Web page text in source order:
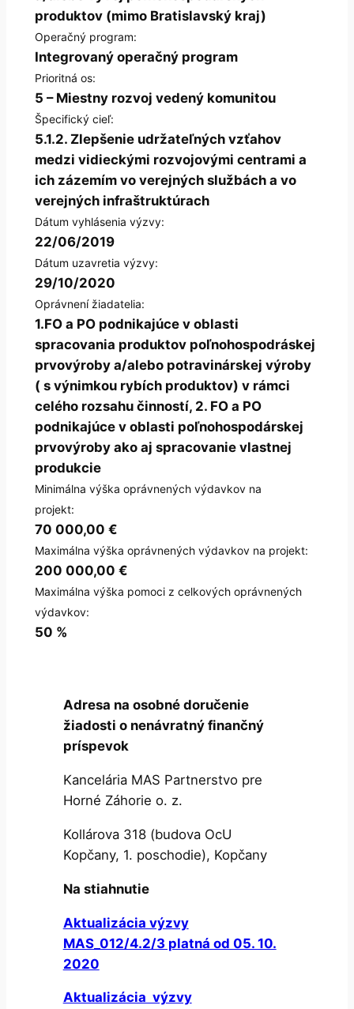
produktov (mimo Bratislavský kraj)
Operačný program:
Integrovaný operačný program
Prioritná os:
5 – Miestny rozvoj vedený komunitou
Špecifický cieľ:
5.1.2. Zlepšenie udržateľných vzťahov
medzi vidieckými rozvojovými centrami a
ich zázemím vo verejných službách a vo
verejných infraštruktúrach
Dátum vyhlásenia výzvy:
22/06/2019
Dátum uzavretia výzvy:
29/10/2020
Oprávnení žiadatelia:
1.FO a PO podnikajúce v oblasti
spracovania produktov poľnohospodráskej
prvovýroby a/alebo potravinárskej výroby
( s výnimkou rybích produktov) v rámci
celého rozsahu činností, 2. FO a PO
podnikajúce v oblasti poľnohospodárskej
prvovýroby ako aj spracovanie vlastnej
produkcie
Minimálna výška oprávnených výdavkov na
projekt:
70 000,00 €
Maximálna výška oprávnených výdavkov na projekt:
200 000,00 €
Maximálna výška pomoci z celkových oprávnených
výdavkov:
50 %
Adresa na osobné doručenie
žiadosti o nenávratný finančný
príspevok
Kancelária MAS Partnerstvo pre
Horné Záhorie o. z.
Kollárova 318 (budova OcU
Kopčany, 1. poschodie), Kopčany
Na stiahnutie
Aktualizácia výzvy
MAS_012/4.2/3 platná od 05. 10.
2020
Aktualizácia výzvy